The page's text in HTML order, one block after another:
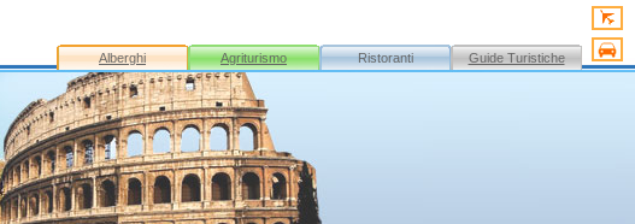
Alberghi Agriturismo Ristoranti Guide Turistiche